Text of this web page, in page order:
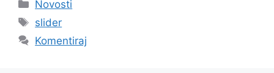
Novosti
Oznake
slider
Komentiraj